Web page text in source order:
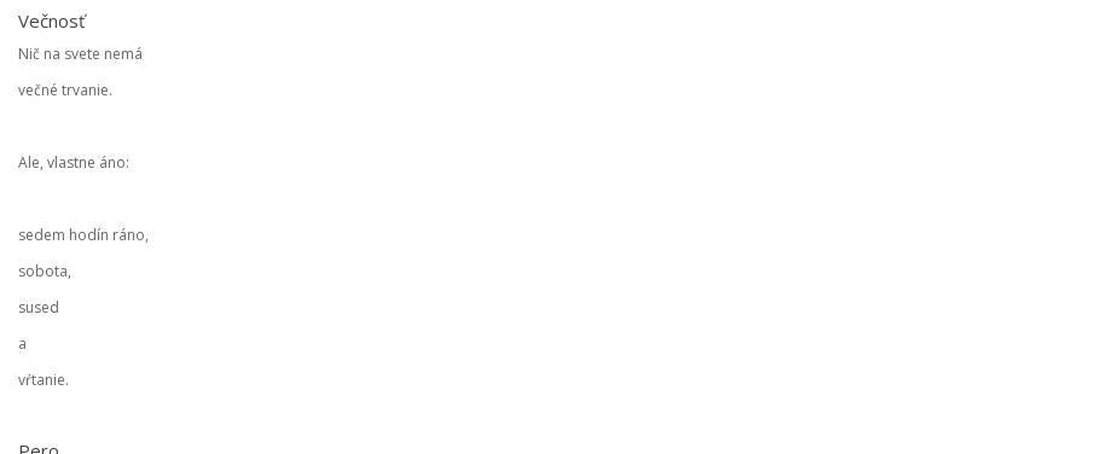
Večnosť
Nič na svete nemá
večné trvanie.
Ale, vlastne áno:
sedem hodín ráno,
sobota,
sused
a
vŕtanie.